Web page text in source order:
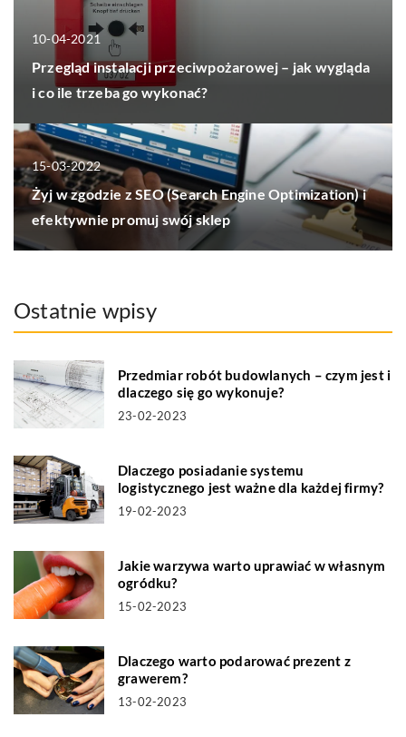
10-04-2021
Przegląd instalacji przeciwpożarowej – jak wygląda
i co ile trzeba go wykonać?
15-03-2022
Żyj w zgodzie z SEO (Search Engine Optimization) i
efektywnie promuj swój sklep
Ostatnie wpisy
Przedmiar robót budowlanych – czym jest i
dlaczego się go wykonuje?
23-02-2023
Dlaczego posiadanie systemu
logistycznego jest ważne dla każdej firmy?
19-02-2023
Jakie warzywa warto uprawiać w własnym
ogródku?
15-02-2023
Dlaczego warto podarować prezent z
grawerem?
13-02-2023